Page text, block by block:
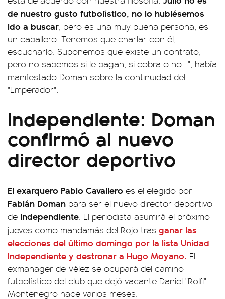
de nuestro gusto futbolístico, no lo hubiésemos
ido a buscar, pero es una muy buena persona, es
un caballero. Tenemos que charlar con él,
escucharlo. Suponemos que existe un contrato,
pero no sabemos si le pagan, si cobra o no...", había
manifestado Doman sobre la continuidad del
"Emperador".
Independiente: Doman
confirmó al nuevo
director deportivo
El exarquero Pablo Cavallero es el elegido por
Fabián Doman para ser el nuevo director deportivo
de Independiente. El periodista asumirá el próximo
jueves como mandamás del Rojo tras ganar las
elecciones del último domingo por la lista Unidad
Independiente y destronar a Hugo Moyano. El
exmanager de Vélez se ocupará del camino
futbolístico del club que dejó vacante Daniel "Rolfi"
Montenegro hace varios meses.